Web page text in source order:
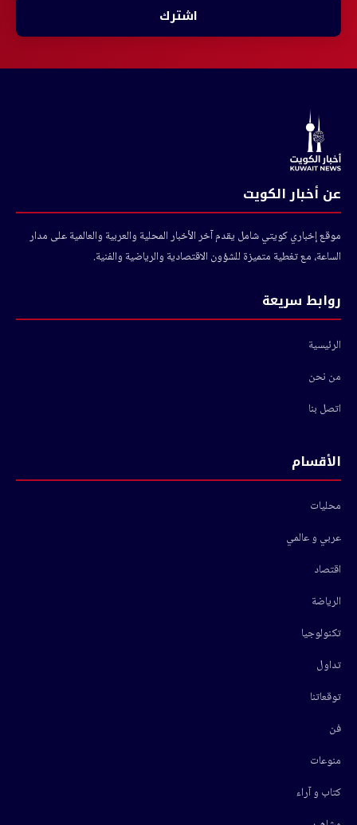
اشترك
عن أخبار الكويت
موقع إخباري كويتي شامل يقدم آخر الأخبار المحلية والعربية والعالمية على مدار
الساعة، مع تغطية متميزة للشؤون الاقتصادية والرياضية والفنية.
روابط سريعة
الرئيسية
من نحن
اتصل بنا
الأقسام
محليات
عربي و عالمي
اقتصاد
الرياضة
تكنولوجيا
تداول
توقعاتنا
فن
منوعات
كتاب و آراء